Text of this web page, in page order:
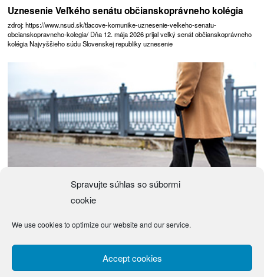
Spravujte súhlas so súbormi
cookie
We use cookies to optimize our website and our service.
Accept cookies
Uznesenie Veľkého senátu občianskoprávneho kolégia
zdroj: https://www.nsud.sk/tlacove-komunike-uznesenie-velkeho-senatu-
obcianskopravneho-kolegia/ Dňa 12. mája 2026 prijal veľký senát občianskoprávneho
kolégia Najvyššieho súdu Slovenskej republiky uznesenie
Návrh zákona o justičných čakateľoch
(Návrh) Zákon z … 2026 o justičných čakateľoch a o zmene a doplnení niektorých
zákonov Národná rada Slovenskej republiky sa